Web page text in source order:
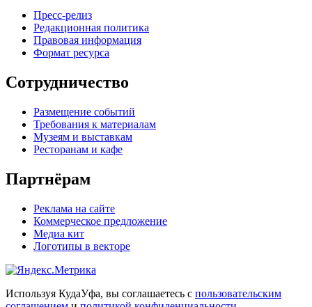
Пресс-релиз
Редакционная политика
Правовая информация
Формат ресурса
Сотрудничество
Размещение событий
Требования к материалам
Музеям и выставкам
Ресторанам и кафе
Партнёрам
Реклама на сайте
Коммерческое предложение
Медиа кит
Логотипы в векторе
Используя КудаУфа, вы соглашаетесь с пользовательским